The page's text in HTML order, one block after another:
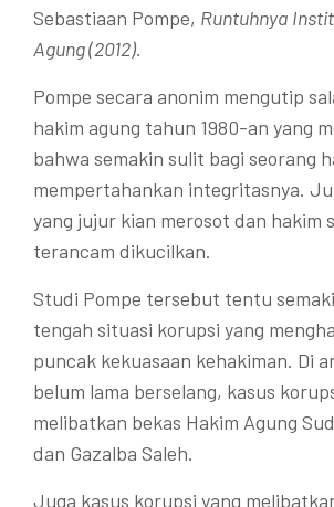
Sebastiaan Pompe, Runtuhnya
Agung (2012).
Pompe secara anonim mengutip
hakim agung tahun 1980-an yang
bahwa semakin sulit bagi seorang
mempertahankan integritasnya.
yang jujur kian merosot dan hakim
terancam dikucilkan.
Studi Pompe tersebut tentu
tengah situasi korupsi yang
puncak kekuasaan kehakiman. Di
belum lama berselang, kasus
melibatkan bekas Hakim Agung
dan Gazalba Saleh.
Juga kasus korupsi yang